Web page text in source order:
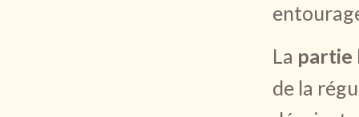
La partie
de la